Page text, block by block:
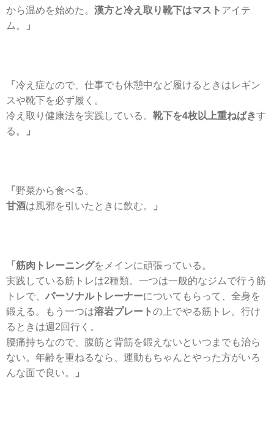
から温めを始めた。 漢方と冷え取り靴下はマスト アイテ
ム。
」
「 冷え症なので、仕事でも休憩中など履けるときはレギン
スや靴下を必ず履く。
冷え取り健康法を実践している。 靴下を4枚以上重ねばきす
る。
」
「 野菜から食べる。
甘酒は風邪を引いたときに飲む。 」
「筋肉トレーニングをメインに頑張っている。
実践している筋トレは2種類。一つは一般的なジムで行う筋
トレで、 パーソナルトレーナーについてもらって、全身を
鍛える。もう一つは溶岩プレートの上でやる筋トレ。行け
るときは週2回行く。
腰痛持ちなので、腹筋と背筋を鍛えないといつまでも治ら
ない。年齢を重ねるなら、運動もちゃんとやった方がいろ
んな面で良い。
」